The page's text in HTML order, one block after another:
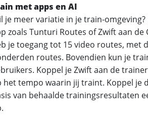
met apps en AI
je meer variatie in je train-
zoals Tunturi Routes of Zwift aan
je toegang tot 15 video routes, met
routes. Bovendien kun je
Koppel je Zwift aan de
het tempo waarin jij traint. Koppel je
van behaalde trainingsresultaten